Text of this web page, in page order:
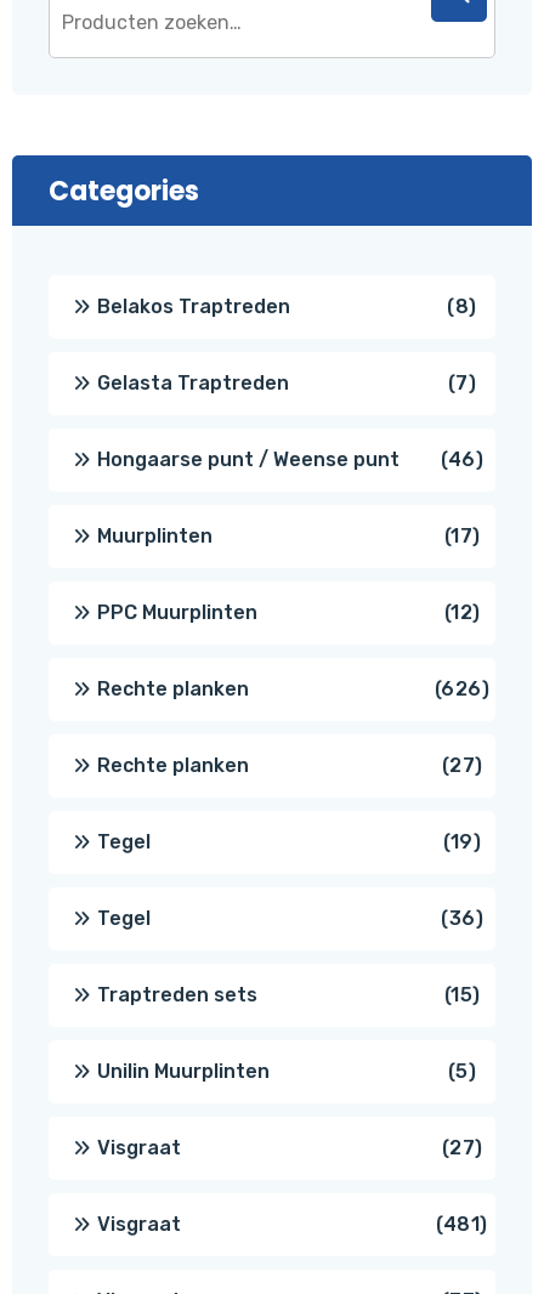
Categories
Belakos Traptreden 88
Gelasta Traptreden 77
Hongaarse punt / Weense punt 4646
Muurplinten 1717
PPC Muurplinten 1212
Rechte planken 626626
Rechte planken 2727
Tegel 1919
Tegel 3636
Traptreden sets 1515
Unilin Muurplinten 55
Visgraat 2727
Visgraat 481481